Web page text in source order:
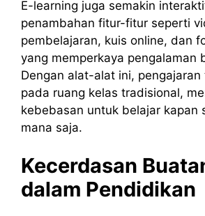
E-learning juga semakin
penambahan fitur-fitur seperti
pembelajaran, kuis online, dan
yang memperkaya pengalaman
Dengan alat-alat ini,
pada ruang kelas tradisional,
kebebasan untuk belajar kapan
mana saja.
Kecerdasan
dalam Pendidikan